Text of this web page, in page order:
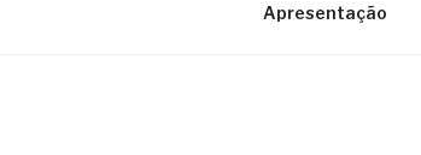
Apresentação